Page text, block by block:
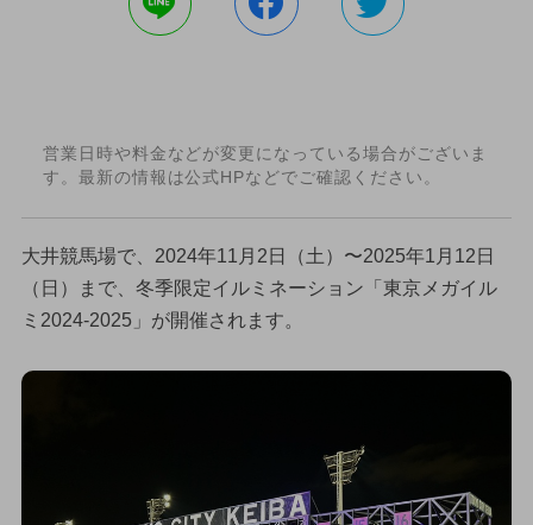
営業日時や料金などが変更になっている場合がございま
す。最新の情報は公式HPなどでご確認ください。
大井競馬場で、2024年11月2日（土）〜2025年1月12日
（日）まで、冬季限定イルミネーション「東京メガイル
ミ2024-2025」が開催されます。